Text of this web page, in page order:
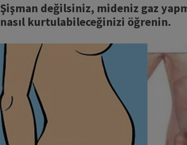
Şişman değilsiniz, mideniz gaz
nasıl kurtulabileceğinizi öğrenin.